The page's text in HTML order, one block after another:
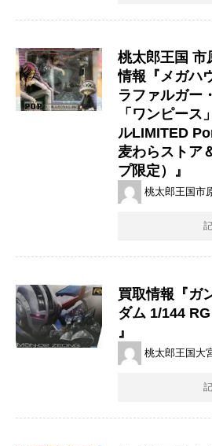
桃太郎王国 市
情報『メガハ
ラファルガー
「ワンピース
ルLIMITED
麦わらストア
プ限定）』
桃太郎王国市
買取情報『ガ
ダム ​1/144
』
桃太郎王国大